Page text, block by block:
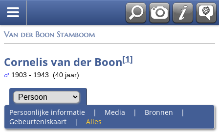
Van der Boon Stamboom
Cornelis van der Boon[1]
1903 - 1943 (40 jaar)
Persoonlijke informatie | Media | Bronnen |
Gebeurteniskaart| Alles